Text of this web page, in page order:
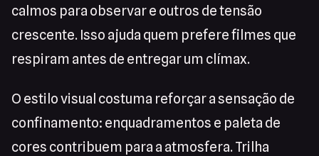
calmos para observar e outros de tensão
crescente. Isso ajuda quem prefere filmes que
respiram antes de entregar um clímax.
O estilo visual costuma reforçar a sensação de
confinamento: enquadramentos e paleta de
cores contribuem para a atmosfera. Trilha